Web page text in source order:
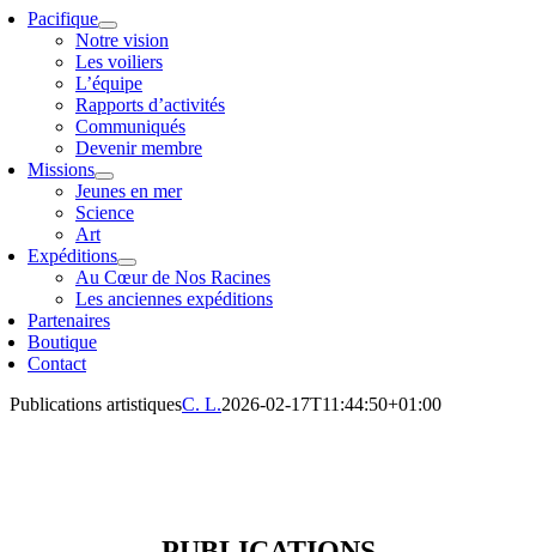
Pacifique
Notre vision
Les voiliers
L’équipe
Rapports d’activités
Communiqués
Devenir membre
Missions
Jeunes en mer
Science
Art
Expéditions
Au Cœur de Nos Racines
Les anciennes expéditions
Partenaires
Boutique
Contact
Publications artistiquesC. L.2026-02-17T11:44:50+01:00